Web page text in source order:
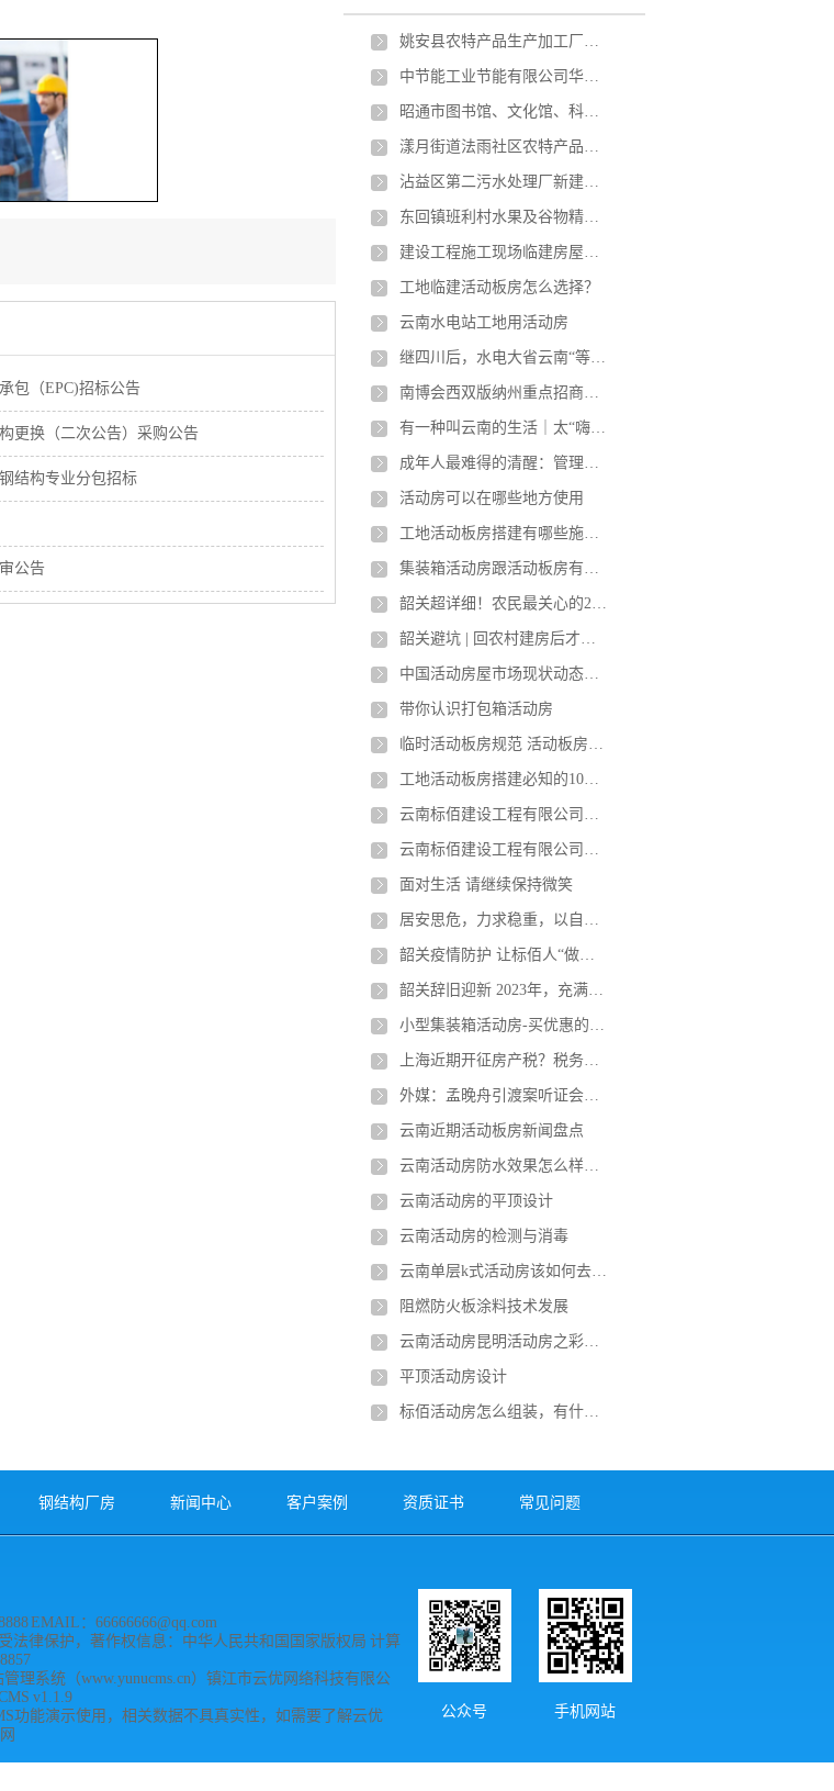
包（EPC)招标公告
更换（二次公告）采购公告
结构专业分包招标
公告
姚安县农特产品生产加工厂房建设项目勘察设计采购施工总承包（EPC)招标公告
中节能工业节能有限公司华坪分公司冷却塔减速机支架钢结构更换（二次公告）采购公告
昭通市图书馆、文化馆、科技馆、青少年活动中心建设项目钢结构专业分包招标
漾月街道法雨社区农特产品仓储及冷库项目施工招标公告
沾益区第二污水处理厂新建工程第三方质量检测服务资格预审公告
东回镇班利村水果及谷物精深加工车间项目资格预审公告
建设工程施工现场临建房屋技术规程（轻型钢结构部分）
工地临建活动板房怎么选择？
云南水电站工地用活动房
继四川后，水电大省云南“等水来”：能源富省为何频现电力吃紧
南博会西双版纳州重点招商引资推介会在昆明举办
有一种叫云南的生活｜太“嗨皮”了，她获得的奖品是1吨柑桔！
成年人最难得的清醒：管理好自己的能量
活动房可以在哪些地方使用
工地活动板房搭建有哪些施工要求?
集装箱活动房跟活动板房有什么区别？那种更好呢？
韶关超详细！农民最关心的22个宅基地问题
韶关避坑 | 回农村建房后才知道，有30个坑在等你
中国活动房屋市场现状动态及前景趋势预测报告2021-2026年
带你认识打包箱活动房
临时活动板房规范 活动板房的质量标准是什么？
工地活动板房搭建必知的10个注意事项！
云南标佰建设工程有限公司介绍--英文版
云南标佰建设工程有限公司介绍--中文版
面对生活 请继续保持微笑
居安思危，力求稳重，以自身确定性应对不确定性
韶关疫情防护 让标佰人“做自己健康的责任人”
韶关辞旧迎新 2023年，充满新希望！
小型集装箱活动房-买优惠的集装箱箱房选择云南标佰轻钢活动房屋
上海近期开征房产税？税务局辟谣：征收试点已超10年
外媒：孟晚舟引渡案听证会结束 法官将于10月21日作出裁决
云南近期活动板房新闻盘点
云南活动房防水效果怎么样呢？防腐性如何？
云南活动房的平顶设计
云南活动房的检测与消毒
云南单层k式活动房该如何去维护
阻燃防火板涂料技术发展
云南活动房昆明活动房之彩钢板活动房
平顶活动房设计
标佰活动房怎么组装，有什么方法
钢结构厂房 新闻中心 客户案例 资质证书 常见问题
EMAIL：66666666@qq.com
法律保护，著作权信息：中华人民共和国国家版权局 计算
理系统（www.yunucms.cn）镇江市云优网络科技有限公
v1.1.9
功能演示使用，相关数据不具真实性，如需要了解云优
公众号 手机网站